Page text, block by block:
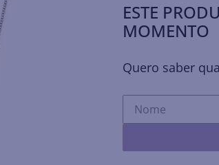
ESTE
MOMENTO
Quero saber